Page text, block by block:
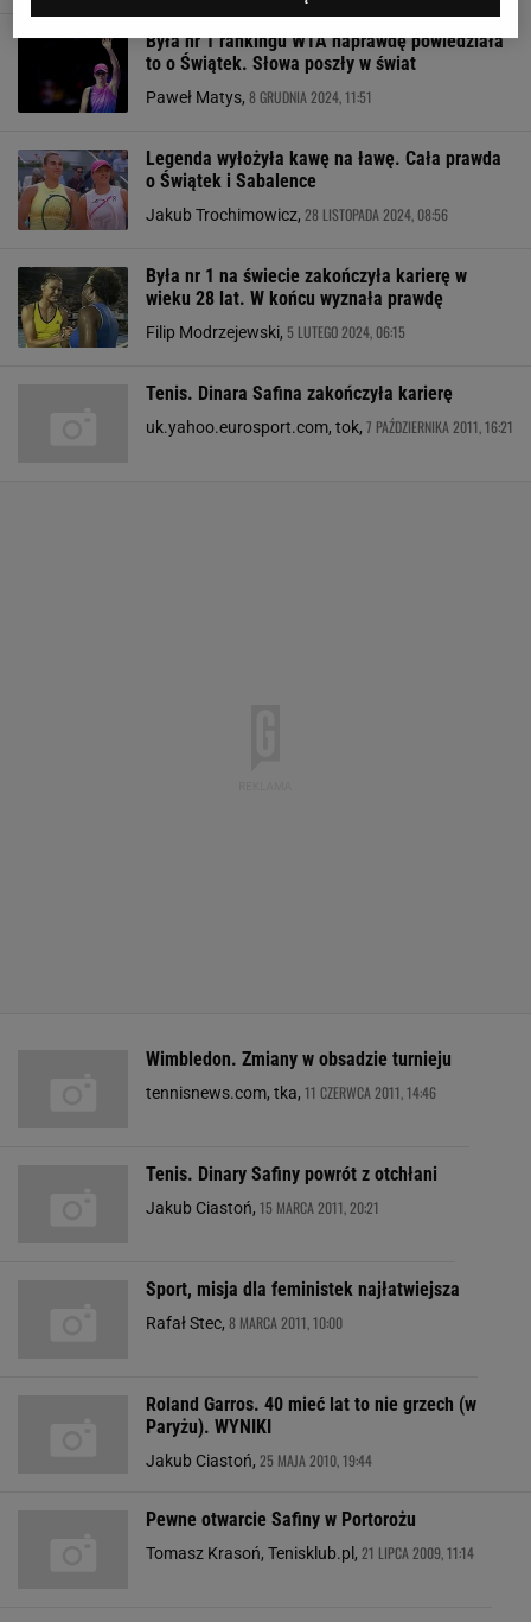
Była nr 1 rankingu WTA naprawdę powiedziała
to o Świątek. Słowa poszły w świat
Paweł Matys, 8 GRUDNIA 2024, 11:51
Legenda wyłożyła kawę na ławę. Cała prawda
o Świątek i Sabalence
Jakub Trochimowicz, 28 LISTOPADA 2024, 08:56
Była nr 1 na świecie zakończyła karierę w
wieku 28 lat. W końcu wyznała prawdę
Filip Modrzejewski, 5 LUTEGO 2024, 06:15
Tenis. Dinara Safina zakończyła karierę
uk.yahoo.eurosport.com, tok, 7 PAŹDZIERNIKA 2011, 16:21
Wimbledon. Zmiany w obsadzie turnieju
tennisnews.com, tka, 11 CZERWCA 2011, 14:46
Tenis. Dinary Safiny powrót z otchłani
Jakub Ciastoń, 15 MARCA 2011, 20:21
Sport, misja dla feministek najłatwiejsza
Rafał Stec, 8 MARCA 2011, 10:00
Roland Garros. 40 mieć lat to nie grzech (w
Paryżu). WYNIKI
Jakub Ciastoń, 25 MAJA 2010, 19:44
Pewne otwarcie Safiny w Portorożu
Tomasz Krasoń, Tenisklub.pl, 21 LIPCA 2009, 11:14